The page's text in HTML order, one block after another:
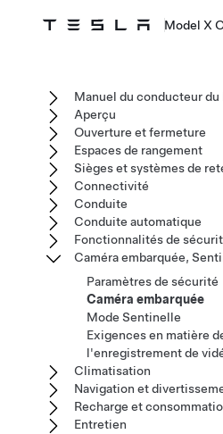
Model X
Manuel du conducteur du
Aperçu
Ouverture et fermeture
Espaces de rangement
Sièges et systèmes de
Connectivité
Conduite
Conduite automatique
Fonctionnalités de
Caméra embarquée,
Paramètres de sécurité
Caméra embarquée
Mode Sentinelle
Exigences en matière
l'enregistrement de
Climatisation
Navigation et
Recharge et
Entretien